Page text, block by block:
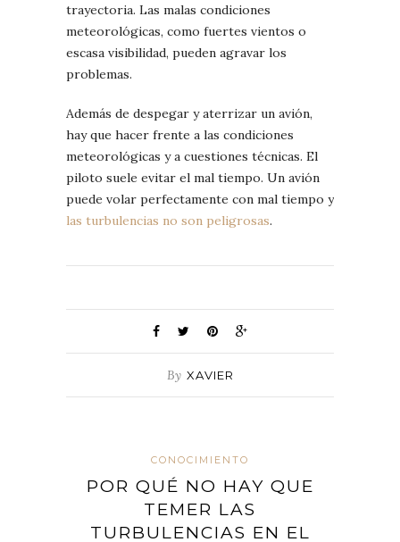
trayectoria. Las malas condiciones
meteorológicas, como fuertes vientos o
escasa visibilidad, pueden agravar los
problemas.
Además de despegar y aterrizar un avión,
hay que hacer frente a las condiciones
meteorológicas y a cuestiones técnicas. El
piloto suele evitar el mal tiempo. Un avión
puede volar perfectamente con mal tiempo y
las turbulencias no son peligrosas.
By XAVIER
CONOCIMIENTO
POR QUÉ NO HAY QUE
TEMER LAS
TURBULENCIAS EN EL